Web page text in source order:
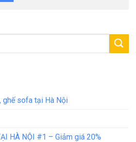
ghế sofa tại Hà Nội
HÀ NỘI #1 – Giảm giá 20%